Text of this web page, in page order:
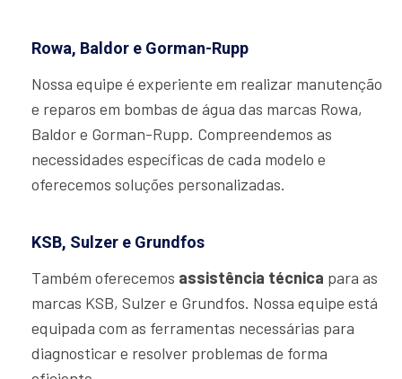
Rowa, Baldor e Gorman-Rupp
Nossa equipe é experiente em realizar manutenção
e reparos em bombas de água das marcas Rowa,
Baldor e Gorman-Rupp. Compreendemos as
necessidades específicas de cada modelo e
oferecemos soluções personalizadas.
KSB, Sulzer e Grundfos
Também oferecemos assistência técnica para as
marcas KSB, Sulzer e Grundfos. Nossa equipe está
equipada com as ferramentas necessárias para
diagnosticar e resolver problemas de forma